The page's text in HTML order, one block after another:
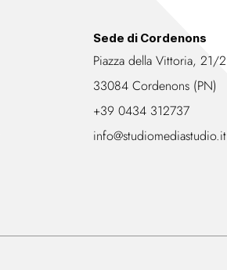
Sede di Cordenons
Piazza della Vittoria, 21/2
33084 Cordenons (PN)
+39 0434 312737
info@studiomediastudio.it